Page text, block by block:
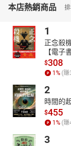
本店熱銷商品
1
正念殺
【電子
$308
1% (賺
2
時間的
$455
1% (賺
3